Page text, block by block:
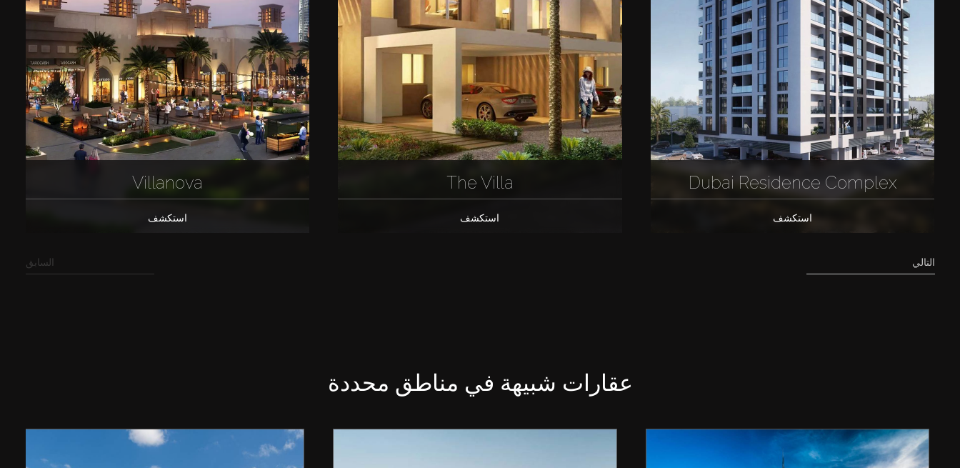
Villanova
استكشف
The Villa
استكشف
Dubai Residence Complex
استكشف
السابق التالي
عقارات شبيهة في مناطق محددة